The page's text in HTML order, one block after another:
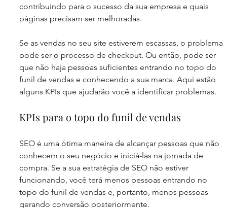
contribuindo para o sucesso da sua empresa e quais
páginas precisam ser melhoradas.
Se as vendas no seu site estiverem escassas, o problema
pode ser o processo de checkout. Ou então, pode ser
que não haja pessoas suficientes entrando no topo do
funil de vendas e conhecendo a sua marca. Aqui estão
alguns KPIs que ajudarão você a identificar problemas.
KPIs para o topo do funil de vendas
SEO é uma ótima maneira de alcançar pessoas que não
conhecem o seu negócio e iniciá-las na jornada de
compra. Se a sua estratégia de SEO não estiver
funcionando, você terá menos pessoas entrando no
topo do funil de vendas e, portanto, menos pessoas
gerando conversão posteriormente.